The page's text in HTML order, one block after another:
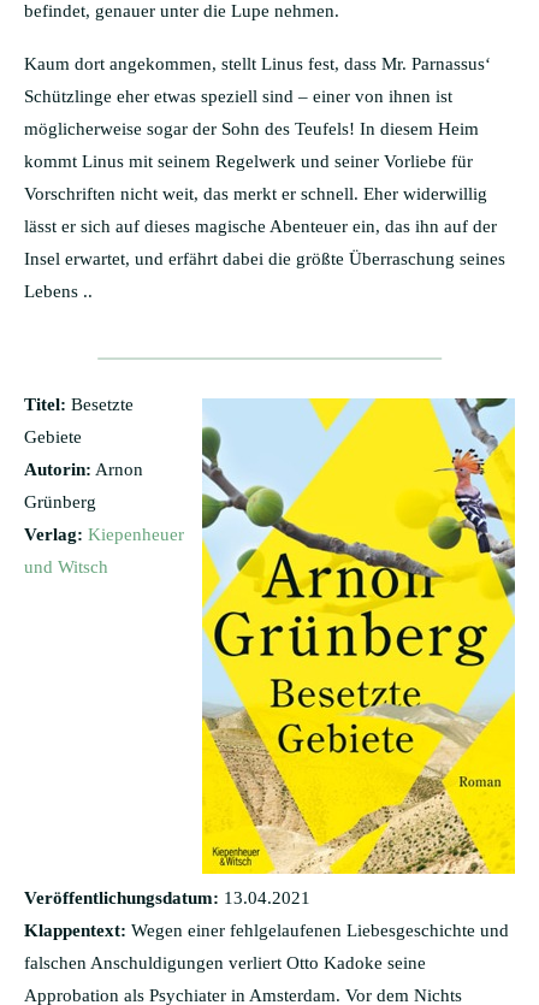
befindet, genauer unter die Lupe nehmen.
Kaum dort angekommen, stellt Linus fest, dass Mr. Parnassus‘
Schützlinge eher etwas speziell sind – einer von ihnen ist
möglicherweise sogar der Sohn des Teufels! In diesem Heim
kommt Linus mit seinem Regelwerk und seiner Vorliebe für
Vorschriften nicht weit, das merkt er schnell. Eher widerwillig
lässt er sich auf dieses magische Abenteuer ein, das ihn auf der
Insel erwartet, und erfährt dabei die größte Überraschung seines
Lebens ..
Titel: Besetzte
Gebiete
Autorin: Arnon
Grünberg
Verlag: Kiepenheuer
und Witsch
Veröffentlichungsdatum: 13.04.2021
Klappentext: Wegen einer fehlgelaufenen Liebesgeschichte und
falschen Anschuldigungen verliert Otto Kadoke seine
Approbation als Psychiater in Amsterdam. Vor dem Nichts